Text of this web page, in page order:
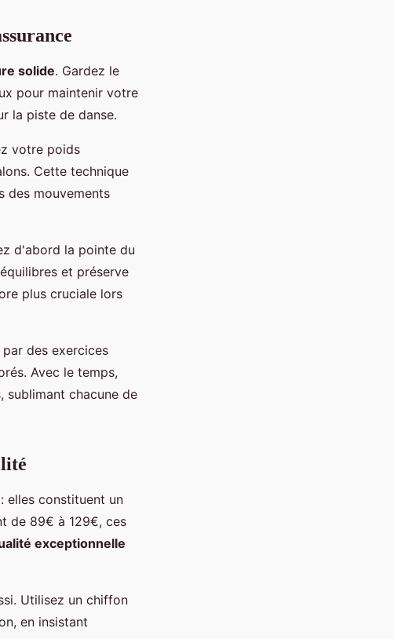
solide. Gardez le
pour maintenir votre
la piste de danse.
votre poids
Cette technique
des mouvements
d'abord la pointe du
et préserve
plus cruciale lors
des exercices
Avec le temps,
sublimant chacune de
elles constituent un
de 89€ à 129€, ces
exceptionnelle
Utilisez un chiffon
en insistant